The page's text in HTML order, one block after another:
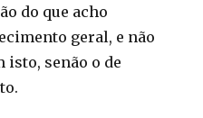
do que acho
geral, e não
isto, senão o de